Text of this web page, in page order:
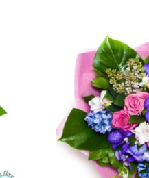
Blog di Fiorista Online -
Piante da
Quando si tratta di fare un
che purificano l'aria
aggiungono un tocco di verde e